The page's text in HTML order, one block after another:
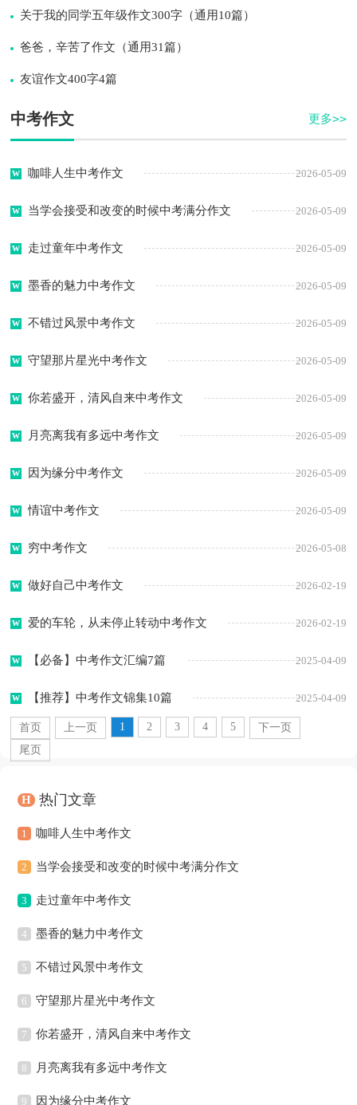
关于我的同学五年级作文300字（通用10篇）
爸爸，辛苦了作文（通用31篇）
友谊作文400字4篇
中考作文 更多>>
咖啡人生中考作文 2026-05-09
当学会接受和改变的时候中考满分作文 2026-05-09
走过童年中考作文 2026-05-09
墨香的魅力中考作文 2026-05-09
不错过风景中考作文 2026-05-09
守望那片星光中考作文 2026-05-09
你若盛开，清风自来中考作文 2026-05-09
月亮离我有多远中考作文 2026-05-09
因为缘分中考作文 2026-05-09
情谊中考作文 2026-05-09
穷中考作文 2026-05-08
做好自己中考作文 2026-02-19
爱的车轮，从未停止转动中考作文 2026-02-19
【必备】中考作文汇编7篇 2025-04-09
【推荐】中考作文锦集10篇 2025-04-09
首页 上一页 1 2 3 4 5
下一页
尾页
H 热门文章
1 咖啡人生中考作文
2 当学会接受和改变的时候中考满分作文
3 走过童年中考作文
4 墨香的魅力中考作文
5 不错过风景中考作文
6 守望那片星光中考作文
7 你若盛开，清风自来中考作文
8 月亮离我有多远中考作文
9 因为缘分中考作文